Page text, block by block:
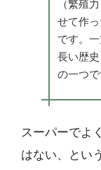
（繁殖
せて作
です。
長い歴
の一つで
スーパーでよ
はない、とい